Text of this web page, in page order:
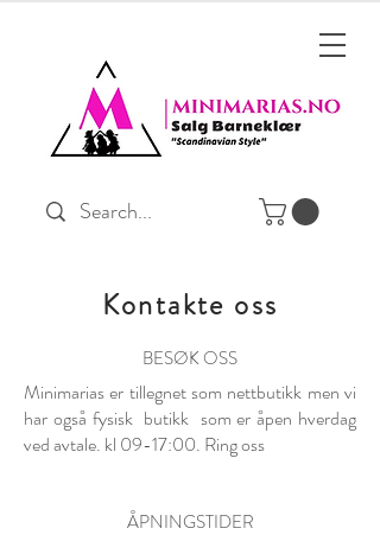
Kontakte oss
BESØK OSS
Minimarias er tillegnet som nettbutikk men vi
har også fysisk butikk som er åpen hverdag
ved avtale. kl 09-17:00. Ring oss
ÅPNINGSTIDER